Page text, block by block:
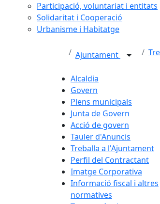
Participació, voluntariat i entitats
Solidaritat i Cooperació
Urbanisme i Habitatge
Ajuntament
Alcaldia
Govern
Plens municipals
Junta de Govern
Acció de govern
Tauler d'Anuncis
Treballa a l'Ajuntament
Perfil del Contractant
Imatge Corporativa
Informació fiscal i altres
normatives